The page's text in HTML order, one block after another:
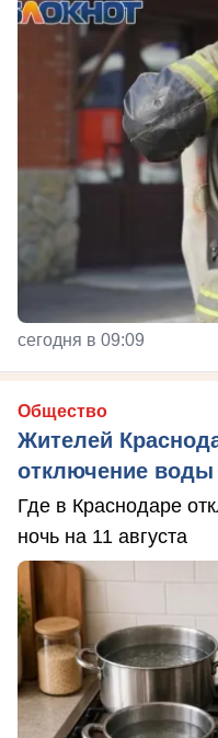
сегодня в 09:09
Общество
Жителей
отключение воды
Где в Краснодаре
ночь на 11 августа